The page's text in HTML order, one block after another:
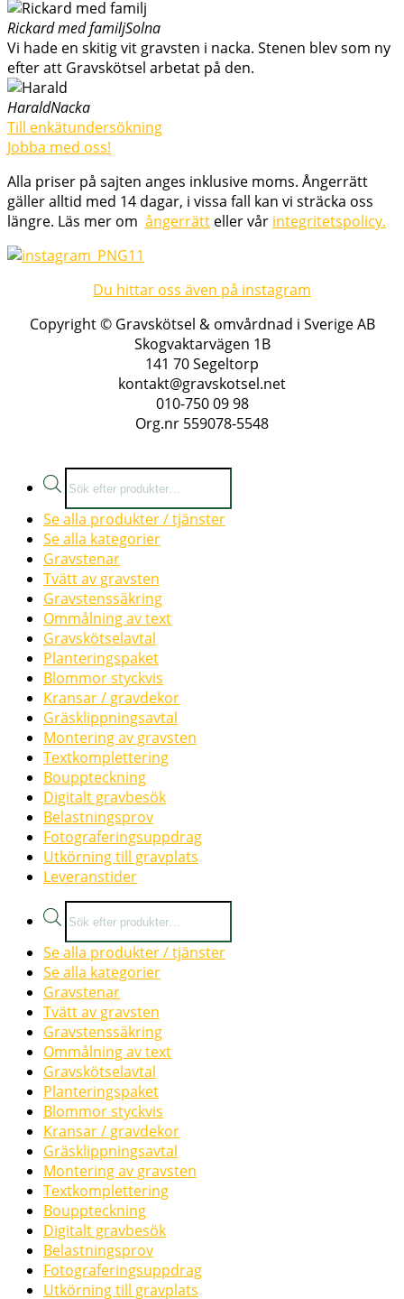
Rickard med familjSolna
Vi hade en skitig vit gravsten i nacka. Stenen blev som ny
efter att Gravskötsel arbetat på den.
HaraldNacka
Till enkätundersökning
Jobba med oss!
Alla priser på sajten anges inklusive moms. Ångerrätt
gäller alltid med 14 dagar, i vissa fall kan vi sträcka oss
längre. Läs mer om ångerrätt eller vår integritetspolicy.
Du hittar oss även på instagram
Copyright © Gravskötsel & omvårdnad i Sverige AB
Skogvaktarvägen 1B
141 70 Segeltorp
kontakt@gravskotsel.net
010-750 09 98
Org.nr 559078-5548
search
Se alla produkter / tjänster
Se alla kategorier
Gravstenar
Tvätt av gravsten
Gravstenssäkring
Ommålning av text
Gravskötselavtal
Planteringspaket
Blommor styckvis
Kransar / gravdekor
Gräsklippningsavtal
Montering av gravsten
Textkomplettering
Bouppteckning
Digitalt gravbesök
Belastningsprov
Fotograferingsuppdrag
Utkörning till gravplats
Leveranstider
search
Se alla produkter / tjänster
Se alla kategorier
Gravstenar
Tvätt av gravsten
Gravstenssäkring
Ommålning av text
Gravskötselavtal
Planteringspaket
Blommor styckvis
Kransar / gravdekor
Gräsklippningsavtal
Montering av gravsten
Textkomplettering
Bouppteckning
Digitalt gravbesök
Belastningsprov
Fotograferingsuppdrag
Utkörning till gravplats